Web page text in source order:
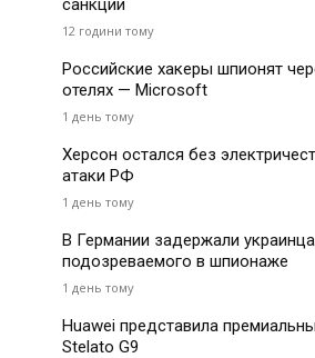
санкции
12 години тому
Российские хакеры шпионят
отелях — Microsoft
1 день тому
Херсон остался без
атаки РФ
1 день тому
В Германии задержали
подозреваемого в шпионаже
1 день тому
Huawei представила
Stelato G9